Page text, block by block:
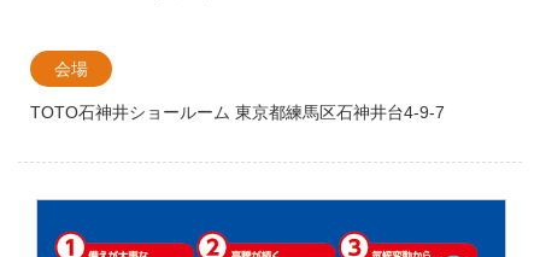
会場
TOTO石神井ショールーム 東京都練馬区石神井台4-9-7